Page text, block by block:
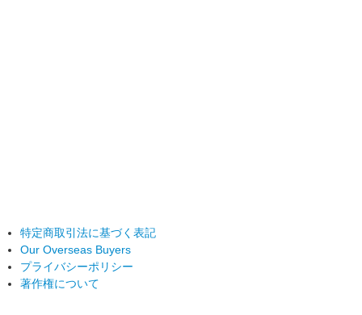
特定商取引法に基づく表記
Our Overseas Buyers
プライバシーポリシー
著作権について